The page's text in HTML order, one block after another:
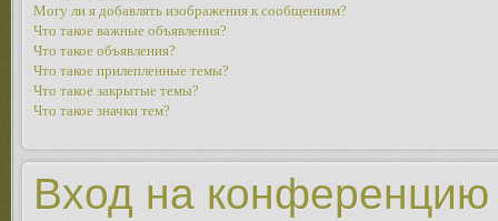
Могу ли я добавлять изображения к сообщениям?
Что такое важные объявления?
Что такое объявления?
Что такое прилепленные темы?
Что такое закрытые темы?
Что такое значки тем?
Вход на конференцию